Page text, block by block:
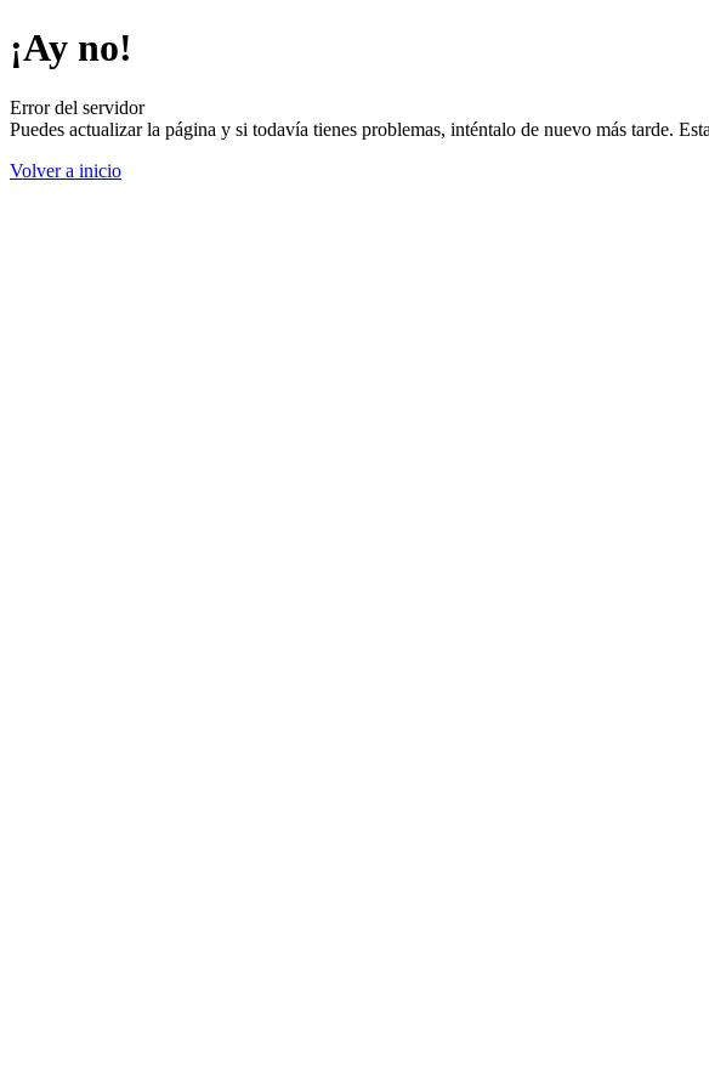
¡Ay no!
Error del servidor
Puedes actualizar la página y si todavía tienes problemas, inténtalo de nuevo más tarde.
Volver a inicio